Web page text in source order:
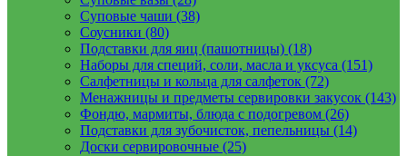
Суповые чаши (38)
Соусники (80)
Подставки для яиц (пашотницы) (18)
Наборы для специй, соли, масла и уксуса (151)
Салфетницы и кольца для салфеток (72)
Менажницы и предметы сервировки закусок (143)
Фондю, мармиты, блюда с подогревом (26)
Подставки для зубочисток, пепельницы (14)
Доски сервировочные (25)